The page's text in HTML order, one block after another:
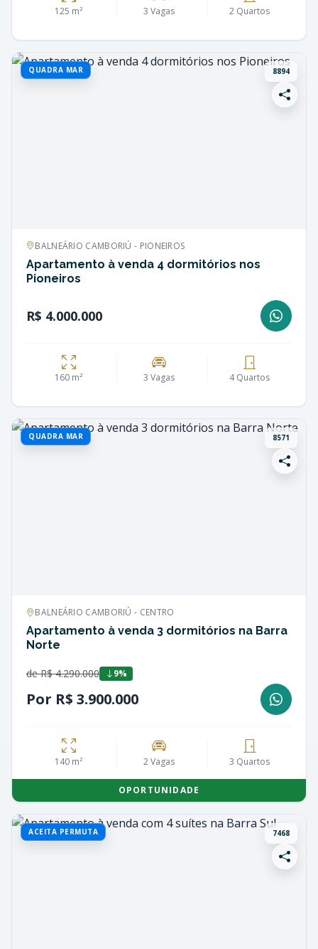
125 m² 3 Vagas 2 Quartos
QUADRA MAR 8894
BALNEÁRIO CAMBORIÚ - PIONEIROS
Apartamento à venda 4 dormitórios nos
Pioneiros
R$ 4.000.000
160 m² 3 Vagas 4 Quartos
QUADRA MAR 8571
BALNEÁRIO CAMBORIÚ - CENTRO
Apartamento à venda 3 dormitórios na Barra
Norte
de R$ 4.290.000 9%
Por R$ 3.900.000
140 m² 2 Vagas 3 Quartos
OPORTUNIDADE
ACEITA PERMUTA 7468